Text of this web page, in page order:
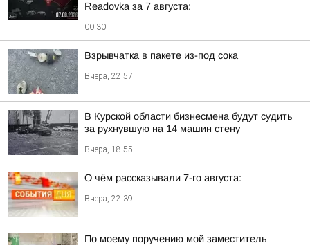
Readovka за 7 августа:
00:30
Взрывчатка в пакете из-под сока
Вчера, 22:57
В Курской области бизнесмена будут судить
за рухнувшую на 14 машин стену
Вчера, 18:55
О чём рассказывали 7-го августа:
Вчера, 22:39
По моему поручению мой заместитель